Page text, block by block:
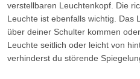
verstellbaren Leuchtenkopf. Die
Leuchte ist ebenfalls wichtig. Das
über deiner Schulter kommen
Leuchte seitlich oder leicht von
verhinderst du störende